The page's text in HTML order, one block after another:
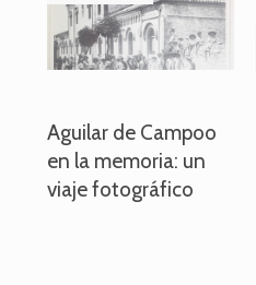
Aguilar de Campoo
en la memoria: un
viaje fotográfico